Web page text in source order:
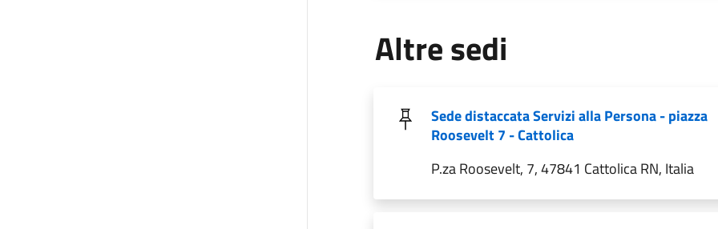
Altre sedi
Sede distaccata Servizi alla Persona - piazza
Roosevelt 7 - Cattolica
P.za Roosevelt, 7, 47841 Cattolica RN, Italia